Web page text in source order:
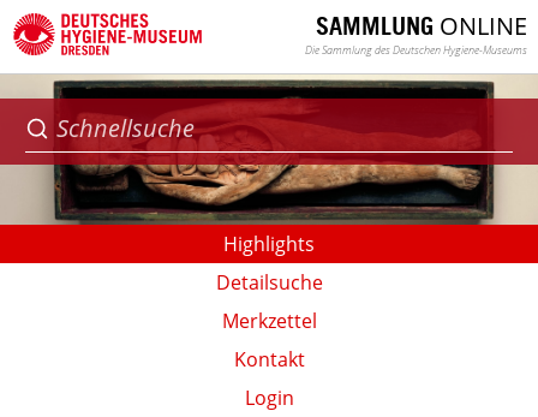
SAMMLUNG ONLINE
Die Sammlung des Deutschen Hygiene-Museums
Highlights
Detailsuche
Merkzettel
Kontakt
Login